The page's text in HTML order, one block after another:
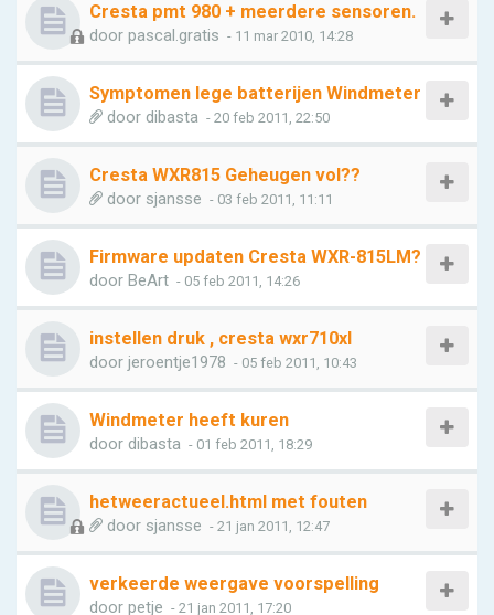
Cresta pmt 980 + meerdere sensoren.
door pascal.gratis - 11 mar 2010, 14:28
Symptomen lege batterijen Windmeter
door dibasta - 20 feb 2011, 22:50
Cresta WXR815 Geheugen vol??
door sjansse - 03 feb 2011, 11:11
Firmware updaten Cresta WXR-815LM?
door BeArt - 05 feb 2011, 14:26
instellen druk , cresta wxr710xl
door jeroentje1978 - 05 feb 2011, 10:43
Windmeter heeft kuren
door dibasta - 01 feb 2011, 18:29
hetweeractueel.html met fouten
door sjansse - 21 jan 2011, 12:47
verkeerde weergave voorspelling
door petje - 21 jan 2011, 17:20